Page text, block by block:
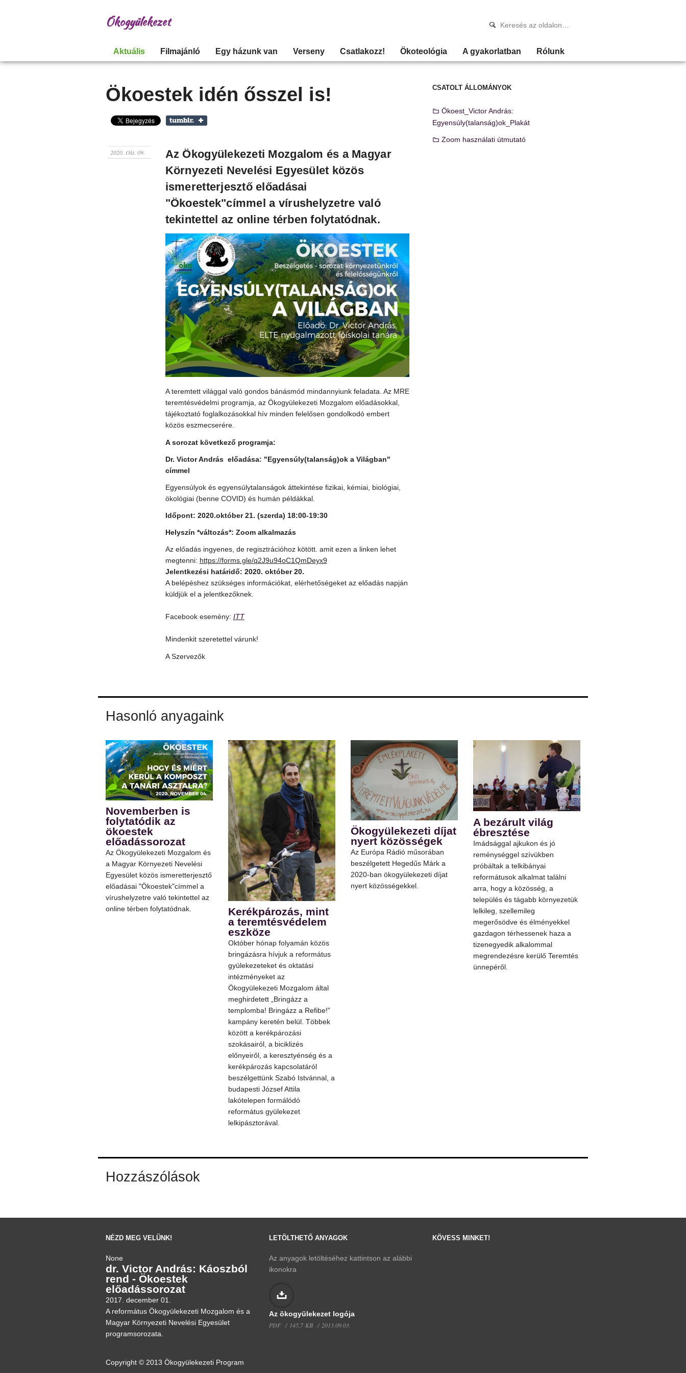
Ökogyülekezet
Aktuális Filmajánló Egy házunk van Verseny Csatlakozz! Ökoteológia A gyakorlatban Rólunk
Ökoestek idén ősszel is!
2020. Okt. 09.
Az Ökogyülekezeti Mozgalom és a Magyar
Környezeti Nevelési Egyesület közös
ismeretterjesztő előadásai
"Ökoestek"címmel a vírushelyzetre való
tekintettel az online térben folytatódnak.
A teremtett világgal való gondos bánásmód mindannyiunk feladata. Az MRE
teremtésvédelmi programja, az Ökogyülekezeti Mozgalom előadásokkal,
tájékoztató foglalkozásokkal hív minden felelősen gondolkodó embert
közös eszmecserére.
A sorozat következő programja:
Dr. Victor András előadása: "Egyensúly(talanság)ok a Világban"
címmel
Egyensúlyok és egyensúlytalanságok áttekintése fizikai, kémiai, biológiai,
ökológiai (benne COVID) és humán példákkal.
Időpont: 2020.október 21. (szerda) 18:00-19:30
Helyszín *változás*: Zoom alkalmazás
Az előadás ingyenes, de regisztrációhoz kötött. amit ezen a linken lehet
megtenni: https://forms.gle/q2J9u94oC1QmDeyx9
Jelentkezési határidő: 2020. október 20.
A belépéshez szükséges információkat, elérhetőségeket az előadás napján
küldjük el a jelentkezőknek.
Facebook esemény: ITT
Mindenkit szeretettel várunk!
A Szervezők
CSATOLT ÁLLOMÁNYOK
Ökoest_Victor András:
Egyensúly(talanság)ok_Plakát
Zoom használati útmutató
Hasonló anyagaink
Novemberben is
folytatódik az
ökoestek
előadássorozat
Az Ökogyülekezeti Mozgalom és
a Magyar Környezeti Nevelési
Egyesület közös ismeretterjesztő
előadásai "Ökoestek"címmel a
vírushelyzetre való tekintettel az
online térben folytatódnak.
Kerékpározás, mint
a teremtésvédelem
eszköze
Október hónap folyamán közös
bringázásra hívjuk a református
gyülekezeteket és oktatási
intézményeket az
Ökogyülekezeti Mozgalom által
meghirdetett „Bringázz a
templomba! Bringázz a Refibe!”
kampány keretén belül. Többek
között a kerékpározási
szokásairól, a biciklizés
előnyeiről, a keresztyénség és a
kerékpározás kapcsolatáról
beszélgettünk Szabó Istvánnal, a
budapesti József Attila
lakótelepen formálódó
református gyülekezet
lelkipásztorával.
Ökogyülekezeti díjat
nyert közösségek
Az Európa Rádió műsorában
beszélgetett Hegedűs Márk a
2020-ban ökogyülekezeti díjat
nyert közösségekkel.
A bezárult világ
ébresztése
Imádsággal ajkukon és jó
reménységgel szívükben
próbáltak a telkibányai
reformátusok alkalmat találni
arra, hogy a közösség, a
település és tágabb környezetük
lelkileg, szellemileg
megerősödve és élményekkel
gazdagon térhessenek haza a
tizenegyedik alkalommal
megrendezésre kerülő Teremtés
ünnepéről.
Hozzászólások
NÉZD MEG VELÜNK!
None
dr. Victor András: Káoszból
rend - Ökoestek
előadássorozat
2017. december 01.
A református Ökogyülekezeti Mozgalom és a
Magyar Környezeti Nevelési Egyesület
programsorozata.
LETÖLTHETŐ ANYAGOK
Az anyagok letöltéséhez kattintson az alábbi
ikonokra
Az ökogyülekezet logója
PDF
145,7 KB 2013.09.03.
KÖVESS MINKET!
Copyright © 2013 Ökogyülekezeti Program